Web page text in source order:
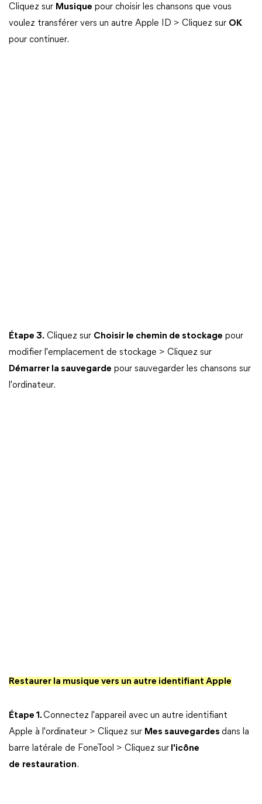
Cliquez sur Musique pour choisir les chansons que vous
voulez transférer vers un autre Apple ID > Cliquez sur OK
pour continuer.
Étape 3. Cliquez sur Choisir le chemin de stockage pour
modifier l'emplacement de stockage > Cliquez sur
Démarrer la sauvegarde pour sauvegarder les chansons sur
l'ordinateur.
Restaurer la musique vers un autre identifiant Apple
Étape 1.Connectez l'appareil avec un autre identifiant
Apple à l'ordinateur > Cliquez sur Mes sauvegardes dans la
barre latérale de FoneTool > Cliquez sur l'icône
de restauration.